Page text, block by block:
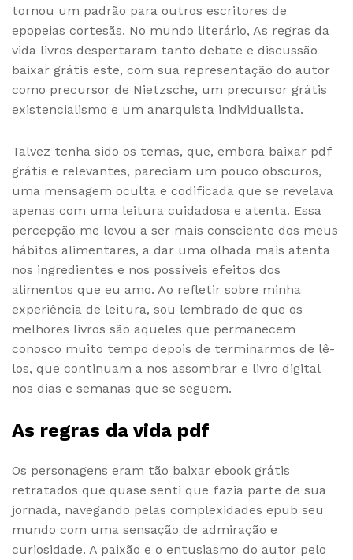
tornou um padrão para outros escritores de
epopeias cortesãs. No mundo literário, As regras da
vida livros despertaram tanto debate e discussão
baixar grátis este, com sua representação do autor
como precursor de Nietzsche, um precursor grátis
existencialismo e um anarquista individualista.
Talvez tenha sido os temas, que, embora baixar pdf
grátis e relevantes, pareciam um pouco obscuros,
uma mensagem oculta e codificada que se revelava
apenas com uma leitura cuidadosa e atenta. Essa
percepção me levou a ser mais consciente dos meus
hábitos alimentares, a dar uma olhada mais atenta
nos ingredientes e nos possíveis efeitos dos
alimentos que eu amo. Ao refletir sobre minha
experiência de leitura, sou lembrado de que os
melhores livros são aqueles que permanecem
conosco muito tempo depois de terminarmos de lê-
los, que continuam a nos assombrar e livro digital
nos dias e semanas que se seguem.
As regras da vida pdf
Os personagens eram tão baixar ebook grátis
retratados que quase senti que fazia parte de sua
jornada, navegando pelas complexidades epub seu
mundo com uma sensação de admiração e
curiosidade. A paixão e o entusiasmo do autor pelo